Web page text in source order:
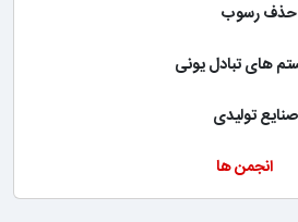
حذف رسوب
های تبادل یونی
تولیدی
انجمن ها